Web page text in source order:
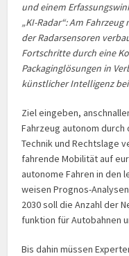
und einem
„KI-Radar“: Am
der Radar­sensoren
Fortschritte durch eine
Packaging­lösungen in
künstlicher Intelligenz
Ziel eingeben,
Fahrzeug autonom
Technik und Rechts­lage
fahrende Mobilität auf
autonome Fahren in den
weisen Prognos-
2030 soll die Anzahl der
funktion für Auto­bahnen
Bis dahin müssen